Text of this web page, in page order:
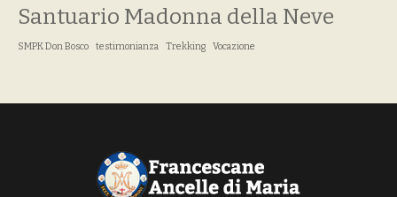
Santuario Madonna della Neve
SMPK Don Bosco testimonianza Trekking Vocazione